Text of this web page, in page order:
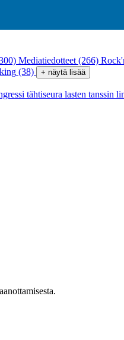
Mediatiedotteet (266)
(38) + näytä lisää
tähtiseura lasten tanssin